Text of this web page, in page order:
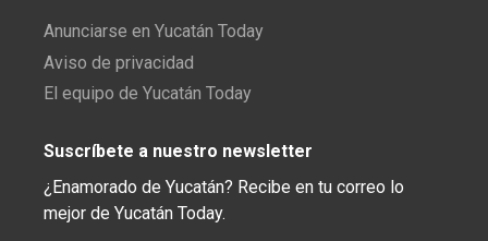
Anunciarse en Yucatán Today
Aviso de privacidad
El equipo de Yucatán Today
Suscríbete a nuestro newsletter
¿Enamorado de Yucatán? Recibe en tu correo lo
mejor de Yucatán Today.